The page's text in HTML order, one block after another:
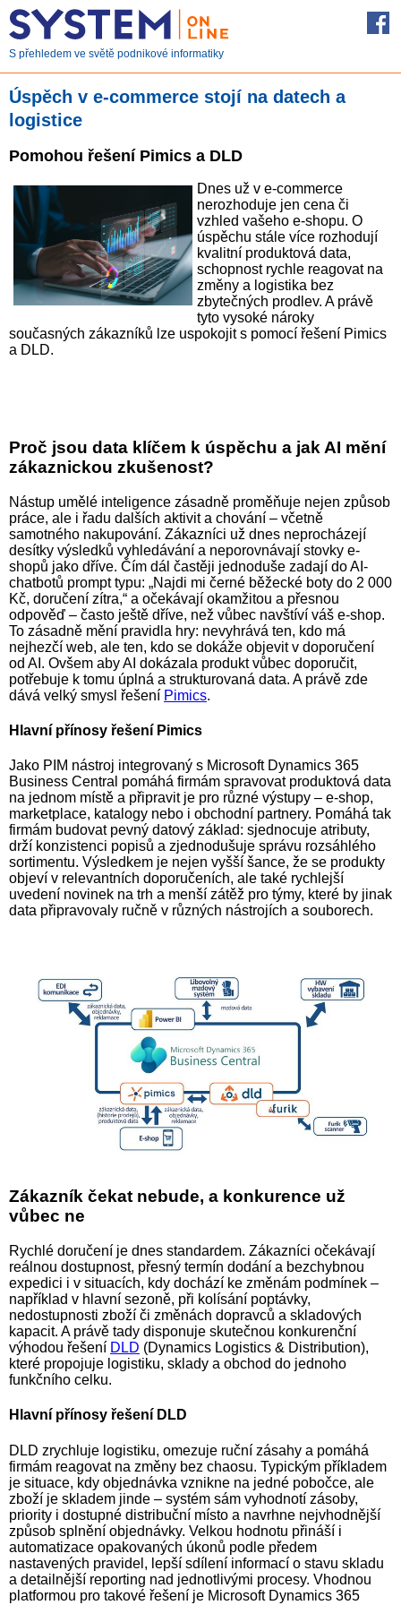
S přehledem ve světě podnikové informatiky
Úspěch v e-commerce stojí na datech a
logistice
Pomohou řešení Pimics a DLD
Dnes už v e-commerce
nerozhoduje jen cena či
vzhled vašeho e-shopu. O
úspěchu stále více rozhodují
kvalitní produktová data,
schopnost rychle reagovat na
změny a logistika bez
zbytečných prodlev. A právě
tyto vysoké nároky
současných zákazníků lze uspokojit s pomocí řešení Pimics
a DLD.
Proč jsou data klíčem k úspěchu a jak AI mění
zákaznickou zkušenost?
Nástup umělé inteligence zásadně proměňuje nejen způsob
práce, ale i řadu dalších aktivit a chování – včetně
samotného nakupování. Zákazníci už dnes neprocházejí
desítky výsledků vyhledávání a neporovnávají stovky e-
shopů jako dříve. Čím dál častěji jednoduše zadají do AI-
chatbotů prompt typu: „Najdi mi černé běžecké boty do 2 000
Kč, doručení zítra,“ a očekávají okamžitou a přesnou
odpověď – často ještě dříve, než vůbec navštíví váš e-shop.
To zásadně mění pravidla hry: nevyhrává ten, kdo má
nejhezčí web, ale ten, kdo se dokáže objevit v doporučení
od AI. Ovšem aby AI dokázala produkt vůbec doporučit,
potřebuje k tomu úplná a strukturovaná data. A právě zde
dává velký smysl řešení Pimics.
Hlavní přínosy řešení Pimics
Jako PIM nástroj integrovaný s Microsoft Dynamics 365
Business Central pomáhá firmám spravovat produktová data
na jednom místě a připravit je pro různé výstupy – e-shop,
marketplace, katalogy nebo i obchodní partnery. Pomáhá tak
firmám budovat pevný datový základ: sjednocuje atributy,
drží konzistenci popisů a zjednodušuje správu rozsáhlého
sortimentu. Výsledkem je nejen vyšší šance, že se produkty
objeví v relevantních doporučeních, ale také rychlejší
uvedení novinek na trh a menší zátěž pro týmy, které by jinak
data připravovaly ručně v různých nástrojích a souborech.
Zákazník čekat nebude, a konkurence už
vůbec ne
Rychlé doručení je dnes standardem. Zákazníci očekávají
reálnou dostupnost, přesný termín dodání a bezchybnou
expedici i v situacích, kdy dochází ke změnám podmínek –
například v hlavní sezoně, při kolísání poptávky,
nedostupnosti zboží či změnách dopravců a skladových
kapacit. A právě tady disponuje skutečnou konkurenční
výhodou řešení DLD (Dynamics Logistics & Distribution),
které propojuje logistiku, sklady a obchod do jednoho
funkčního celku.
Hlavní přínosy řešení DLD
DLD zrychluje logistiku, omezuje ruční zásahy a pomáhá
firmám reagovat na změny bez chaosu. Typickým příkladem
je situace, kdy objednávka vznikne na jedné pobočce, ale
zboží je skladem jinde – systém sám vyhodnotí zásoby,
priority i dostupné distribuční místo a navrhne nejvhodnější
způsob splnění objednávky. Velkou hodnotu přináší i
automatizace opakovaných úkonů podle předem
nastavených pravidel, lepší sdílení informací o stavu skladu
a detailnější reporting nad jednotlivými procesy. Vhodnou
platformou pro takové řešení je Microsoft Dynamics 365